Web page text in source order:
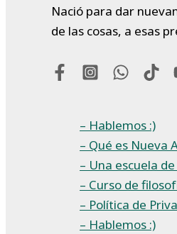
Nació para dar
de las cosas, a esas
– Hablemos :)
– Qué es Nueva
– Una escuela
– Curso de
– Política de
– Hablemos :)